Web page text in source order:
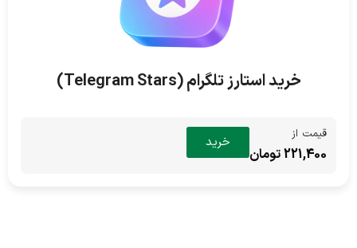
خرید استارز تلگرام (Telegram Stars)
قیمت از
221,400 تومان
خرید